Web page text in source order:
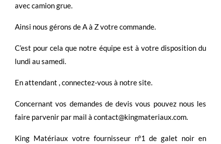
avec camion grue.
Ainsi nous gérons de A à Z votre commande.
C’est pour cela que notre équipe est à votre disposition du
lundi au samedi.
En attendant , connectez-vous à notre site.
Concernant vos demandes de devis vous pouvez nous les
faire parvenir par mail à contact@kingmateriaux.com.
King Matériaux votre fournisseur n°1 de galet noir en